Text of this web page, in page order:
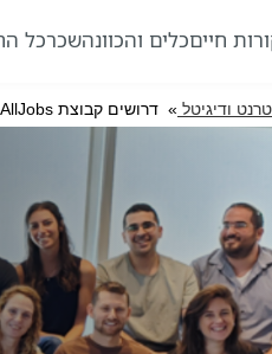
חייםכלים והכוונהשכרכל
ודיגיטל » דרושים קבוצת AllJobs